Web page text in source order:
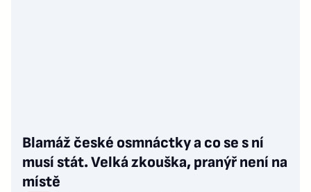
Blamáž české osmnáctky a co se s ní
musí stát. Velká zkouška, pranýř není na
místě